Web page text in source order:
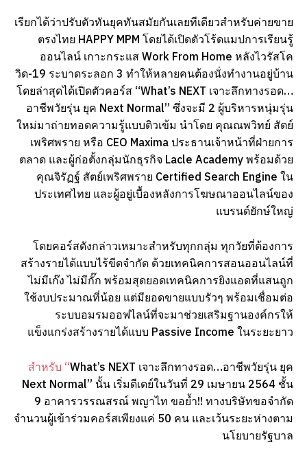
เรียกได้ว่าปรับตัวทันยุคทันสมัยกันเลยทีเดียวสำหรับค่ายขาย
ตรงไทย HAPPY MPM โดยได้เปิดตัวโร้ดแมปการเรียนรู้
ออนไลน์ เกาะกระแส Work From Home หลังไวรัสโค
วิด-19 ระบาดระลอก 3 ทำให้หลายคนต้องนั่งทำงานอยู่บ้าน
โดยล่าสุดได้เปิดตัวคอร์ส “What’s NEXT เจาะลึกทางรอด…
อาชีพวัยรุ่น ยุค Next Normal” ซึ่งจะมี 2 ผู้บริหารหนุ่มรุ่น
ใหม่มาถ่ายทอดความรู้แบบติวเข้ม นำโดย คุณณพวิทย์ สัตย์
เพริศพราย หรือ CEO Maxima ประธานเจ้าหน้าที่ฝ่ายการ
ตลาด และผู้ก่อตั้งกลุ่มนักธุรกิจ Lacle Academy พร้อมด้วย
คุณจิรัฏฐ์ สัตย์เพริศพราย Certified Search Engine ใน
ประเทศไทย และผู้อยู่เบื้องหลังการโฆษณาออนไลน์ของ
แบรนด์ยักษ์ใหญ่
โดยคอร์สดังกล่าวเหมาะสำหรับทุกกลุ่ม ทุกวัยที่ต้องการ
สร้างรายได้แบบไร้ขีดจำกัด ด้วยเทคนิคการสอนออนไลน์ที่
ไม่มีเก๊ง ไม่มีกั๊ก พร้อมสุดยอดเทคนิคการยิงแอดที่แสนถูก
ใช้งบประมาณที่น้อย แต่มียอดขายแบบรัวๆ พร้อมเชื่อมต่อ
ระบบอมรมออฟไลน์ที่จะมาช่วยเสริมฐานองค์กรให้
แข็งแกร่งสร้างรายได้แบบ Passive Income ในระยะยาว
สำหรับ “What’s NEXT เจาะลึกทางรอด…อาชีพวัยรุ่น ยุค
Next Normal” นั้น เริ่มดีเดย์ในวันที่ 29 เมษายน 2564 ชั้น
9 อาคารวรรณสรณ์ พญาไท ขอย้ำ!! ทางบริษัทขอจำกัด
จำนวนผู้เข้าร่วมคอร์สเพียงแค่ 50 คน และเว้นระยะห่างตาม
นโยบายรัฐบาล